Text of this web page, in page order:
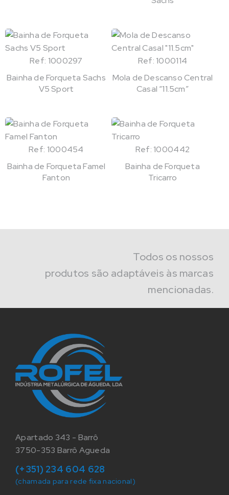
Ref: 1000297
Bainha de Forqueta Sachs
V5 Sport
Ref: 1000114
Mola de Descanso Central
Casal “11.5cm”
Ref: 1000454
Bainha de Forqueta Famel
Fanton
Ref: 1000442
Bainha de Forqueta
Tricarro
Todos os nossos
produtos são adaptáveis às marcas
mencionadas.
Apartado 343 - Barrô
3750-353 Barrô Agueda
(+351) 234 604 628
(chamada para rede fixa nacional)